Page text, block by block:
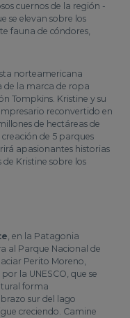
cuernos de la región -
se elevan sobre los
fauna de cóndores,
norteamericana
de la marca de ropa
Tompkins. Kristine y su
reconvertido en
de hectáreas de
de 5 parques
apasionantes historias
Kristine sobre los
, en la Patagonia
al Parque Nacional de
Perito Moreno,
la UNESCO, que se
forma
sur del lago
creciendo. Camine